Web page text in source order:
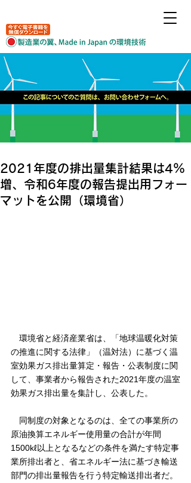
2021年度の排出量集計結果は4％
増、令和6年度の報告提出用フォー
マットを公開（環境省）
環境省と経済産業省は、「地球温暖化対策
の推進に関する法律」（温対法）に基づく温
室効果ガス排出量算定・報告・公表制度に関
して、事業者から報告された2021年度の温室
効果ガス排出量を集計し、公表した。
同制度の対象となるのは、全ての事業所の
原油換算エネルギー使用量の合計が年間
1500kℓ以上となるなどの条件を満たす特定事
業所排出者と、省エネルギー法に基づき輸送
部門の排出量報告を行う特定輸送排出者だ。